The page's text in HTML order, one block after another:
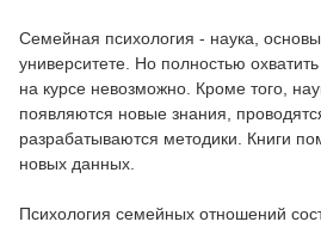
Семейная психология - наука,
университете. Но полностью
на курсе невозможно. Кроме того,
появляются новые знания,
разрабатываются методики. Книги
новых данных.
Психология семейных отношений